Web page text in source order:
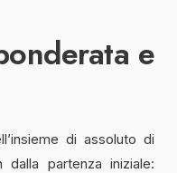
e
di assoluto di
partenza iniziale: